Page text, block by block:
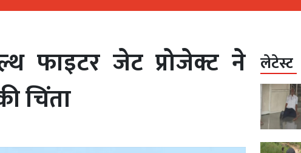
फाइटर जेट प्रोजेक्ट ने
चिंता
लेटेस्ट